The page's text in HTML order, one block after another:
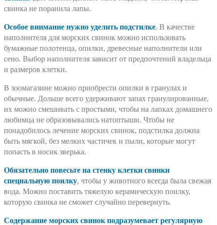
свинка не поранила лапы.
Особое внимание нужно уделить подстилке. В качестве
наполнителя для морских свинок можно использовать
бумажные полотенца, опилки, древесные наполнители или
сено. Выбор наполнителя зависит от предпочтений владельца
и размеров клетки.
В зоомагазине можно приобрести опилки в гранулах и
обычные. Дольше всего удерживают запах гранулированные,
их можно смешивать с простыми, чтобы на лапках домашнего
любимца не образовывались натоптыши. Чтобы не
понадобилось лечение морских свинок, подстилка должна
быть мягкой, без мелких частичек и пыли, которые могут
попасть в носик зверька.
Обязательно повесьте на стенку клетки свинки
специальную поилку, чтобы у животного всегда была свежая
вода. Можно поставить тяжелую керамическую поилку,
которую свинка не сможет случайно перевернуть.
Содержание морских свинок подразумевает регулярную